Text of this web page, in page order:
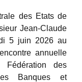
des Etats de
Jean-Claude
5 juin 2026 au
annuelle
des
Banques et